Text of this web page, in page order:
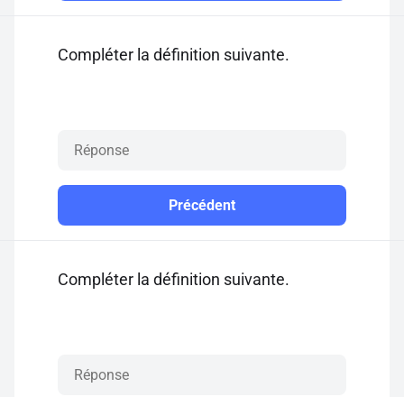
Compléter la définition suivante.
Précédent
Compléter la définition suivante.